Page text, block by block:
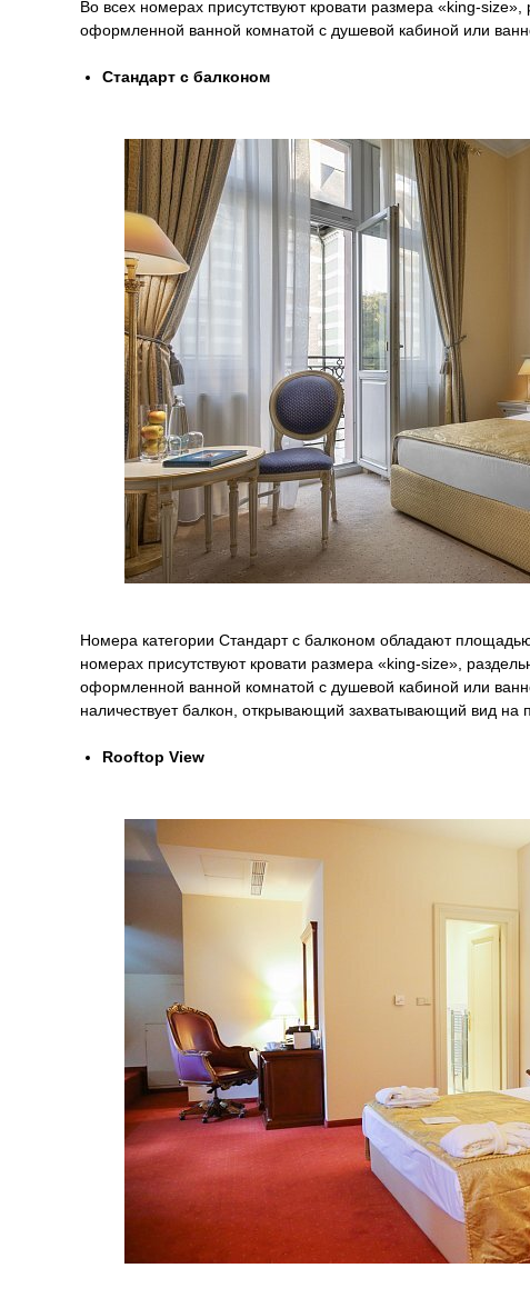
Во всех номерах присутствуют кровати размера «king-
оформленной ванной комнатой с душевой кабиной или
Стандарт с балконом
Номера категории Стандарт с балконом обладают
номерах присутствуют кровати размера «king-size»,
оформленной ванной комнатой с душевой кабиной или
наличествует балкон, открывающий захватывающий вид
Rooftop View